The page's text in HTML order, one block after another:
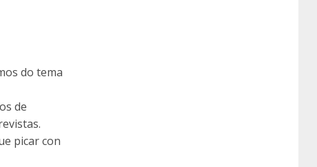
do tema
de
picar con